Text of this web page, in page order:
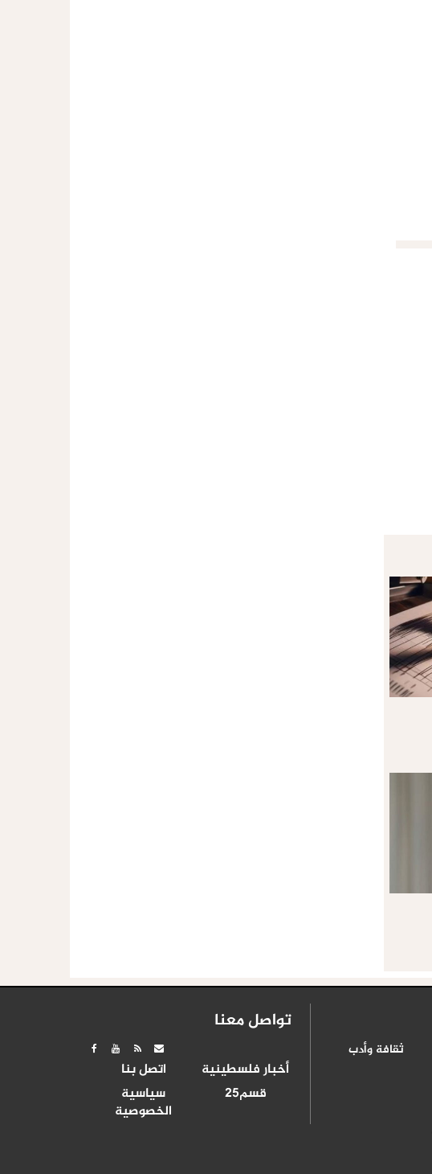
ثقافة وأدب
تواصل معنا
أخبار فلسطينية
اتصل بنا
قسم25
سياسية
الخصوصية